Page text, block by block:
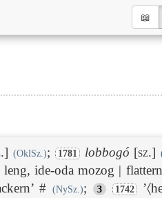
📖︎
(OklSz.); 1781 lobbogó [sz.]
leng, ide-oda mozog |
#(NySz.); 3 1742